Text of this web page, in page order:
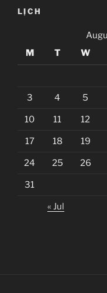
LỊCH
M
T W
3 4 5
10 11 12
17 18 19
24 25 26
31
« Jul